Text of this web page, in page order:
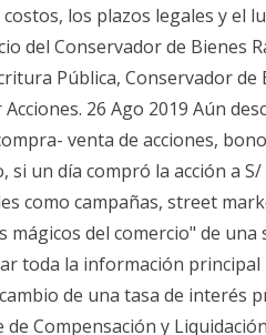
los plazos legales y el
del Conservador de Bienes
Pública, Conservador
26 Ago 2019 Aún
venta de acciones,
un día compró la acción a S/
como campañas, street
mágicos del comercio" de una
toda la información principal
de una tasa de interés
de Compensación y